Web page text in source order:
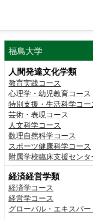
福島大学
人間発達文化学類
教育実践コース
心理学・幼児教育コース
特別支援・生活科学コー
芸術・表現コース
人文科学コース
数理自然科学コース
スポーツ健康科学コース
附属学校臨床支援センタ
経済経営学類
経済学コース
経営学コース
グローバル・エキスパ